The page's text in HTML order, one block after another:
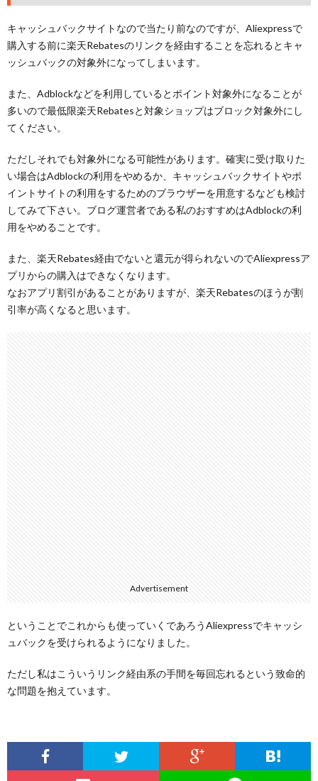
キャッシュバックサイトなので当たり前なのですが、Aliexpressで
購入する前に楽天Rebatesのリンクを経由することを忘れるとキャ
ッシュバックの対象外になってしまいます。
また、Adblockなどを利用しているとポイント対象外になることが
多いので最低限楽天Rebatesと対象ショップはブロック対象外にし
てください。
ただしそれでも対象外になる可能性があります。確実に受け取りた
い場合はAdblockの利用をやめるか、キャッシュバックサイトやポ
イントサイトの利用をするためのブラウザーを用意するなども検討
してみて下さい。ブログ運営者である私のおすすめはAdblockの利
用をやめることです。
また、楽天Rebates経由でないと還元が得られないのでAliexpressア
プリからの購入はできなくなります。
なおアプリ割引があることがありますが、楽天Rebatesのほうが割
引率が高くなると思います。
Advertisement
ということでこれからも使っていくであろうAliexpressでキャッシ
ュバックを受けられるようになりました。
ただし私はこういうリンク経由系の手間を毎回忘れるという致命的
な問題を抱えています。